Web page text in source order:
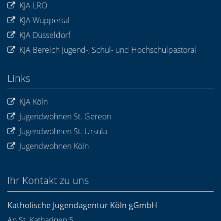
KJA LRO
KJA Wuppertal
KJA Düsseldorf
KJA Bereich Jugend-, Schul- und Hochschulpastoral
Links
KJA Köln
Jugendwohnen St. Gereon
Jugendwohnen St. Ursula
Jugendwohnen Köln
Ihr Kontakt zu uns
Katholische Jugendagentur Köln gGmbH